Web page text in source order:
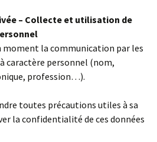
– Collecte et utilisation de
moment la communication par les
caractère personnel (nom,
profession…).
toutes précautions utiles à sa
la confidentialité de ces données